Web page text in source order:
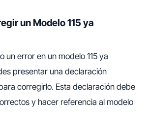
un Modelo 115 ya
un error en un modelo 115 ya
presentar una declaración
corregirlo. Esta declaración debe
y hacer referencia al modelo